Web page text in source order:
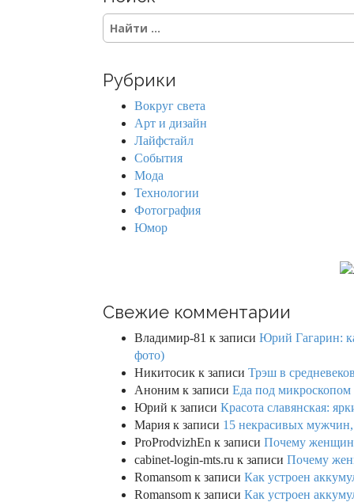
S
c
Рубрики
Вокруг света
Арт и дизайн
Лайфстайл
События
Мода
Технологии
Фотография
Юмор
Свежие комментарии
Владимир-81 к записи Юрий Гагарин:
фото)
Никитосик к записи Трэш в
Аноним к записи Еда под микроскопом
Юрий к записи Красота славянская:
Мария к записи 15 некрасивых
ProProdvizhEn к записи Почему
cabinet-login-mts.ru к записи Почему
Romansom к записи Как устроен
Romansom к записи Как устроен